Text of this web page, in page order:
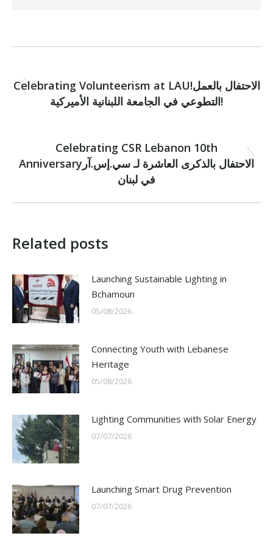
navigation
Previous
post:
Celebrating Volunteerism at LAU!الاحتفال بالعمل
التطوعي في الجامعة اللبنانية الأميركية!
Next
post:
Celebrating CSR Lebanon 10th
Anniversaryالاحتفال بالذكرى العاشرة لـ سي.إس.آر
في لبنان
Related posts
Launching Sustainable Lighting in
Bchamoun
05/08/2026
Connecting Youth with Lebanese
Heritage
05/08/2026
Lighting Communities with Solar Energy
07/07/2026
Launching Smart Drug Prevention
07/07/2026